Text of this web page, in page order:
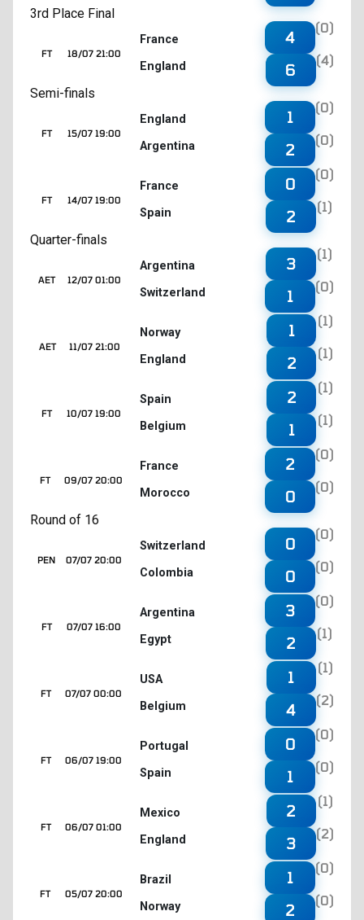
3rd Place Final
18/07 21:00
FT
France
England
4
(0)
6
(4)
Semi-finals
15/07 19:00
FT
England
Argentina
1
(0)
2
(0)
14/07 19:00
FT
France
Spain
0
(0)
2
(1)
Quarter-finals
12/07 01:00
AET
Argentina
Switzerland
3
(1)
1
(0)
11/07 21:00
AET
Norway
England
1
(1)
2
(1)
10/07 19:00
FT
Spain
Belgium
2
(1)
1
(1)
09/07 20:00
FT
France
Morocco
2
(0)
0
(0)
Round of 16
07/07 20:00
PEN
Switzerland
Colombia
0
(0)
0
(0)
07/07 16:00
FT
Argentina
Egypt
3
(0)
2
(1)
07/07 00:00
FT
USA
Belgium
1
(1)
4
(2)
06/07 19:00
FT
Portugal
Spain
0
(0)
1
(0)
06/07 01:00
FT
Mexico
England
2
(1)
3
(2)
05/07 20:00
FT
Brazil
Norway
1
(0)
2
(0)